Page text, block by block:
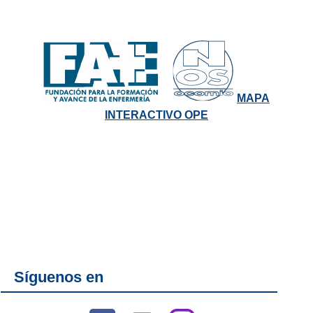
MAPA
INTERACTIVO OPE
Síguenos en